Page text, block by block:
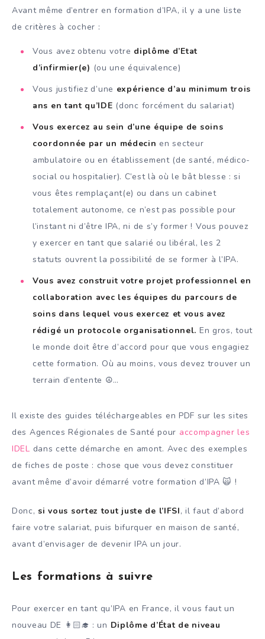
Avant même d’entrer en formation d’IPA, il y a une liste
de critères à cocher :
Vous avez obtenu votre diplôme d’Etat
d’infirmier(e) (ou une équivalence)
Vous justifiez d’une expérience d’au minimum trois
ans en tant qu’IDE (donc forcément du salariat)
Vous exercez au sein d’une équipe de soins
coordonnée par un médecin en secteur
ambulatoire ou en établissement (de santé, médico-
social ou hospitalier). C’est là où le bât blesse : si
vous êtes remplaçant(e) ou dans un cabinet
totalement autonome, ce n’est pas possible pour
l’instant ni d’être IPA, ni de s’y former ! Vous pouvez
y exercer en tant que salarié ou libéral, les 2
statuts ouvrent la possibilité de se former à l’IPA.
Vous avez construit votre projet professionnel en
collaboration avec les équipes du parcours de
soins dans lequel vous exercez et vous avez
rédigé un protocole organisationnel. En gros, tout
le monde doit être d’accord pour que vous engagiez
cette formation. Où au moins, vous devez trouver un
terrain d’entente ☮️…
Il existe des guides téléchargeables en PDF sur les sites
des Agences Régionales de Santé pour accompagner les
IDEL dans cette démarche en amont. Avec des exemples
de fiches de poste : chose que vous devez constituer
avant même d’avoir démarré votre formation d’IPA 🙀 !
Donc,si vous sortez tout juste de l’IFSI, il faut d’abord
faire votre salariat, puis bifurquer en maison de santé,
avant d’envisager de devenir IPA un jour.
Les formations à suivre
Pour exercer en tant qu’IPA en France, il vous faut un
nouveau DE 👩🏻‍🎓 : un Diplôme d’État de niveau